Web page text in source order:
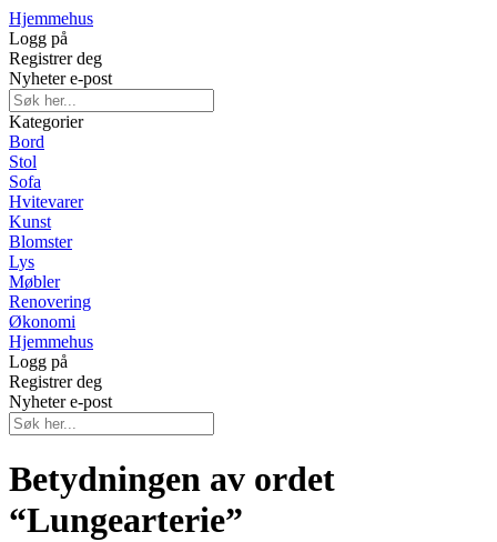
Hjemmehus
Logg på
Registrer deg
Nyheter e-post
Kategorier
Bord
Stol
Sofa
Hvitevarer
Kunst
Blomster
Lys
Møbler
Renovering
Økonomi
Hjemmehus
Logg på
Registrer deg
Nyheter e-post
Betydningen av ordet
“Lungearterie”